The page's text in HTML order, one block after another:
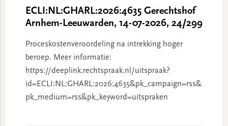
ECLI:NL:GHARL:2026:4635 Gerechtshof
Arnhem-Leeuwarden, 14-07-2026, 24/299
Proceskostenveroordeling na intrekking hoger
beroep. Meer informatie:
https://deeplink.rechtspraak.nl/uitspraak?
id=ECLI:NL:GHARL:2026:4635&pk_campaign=rss&
pk_medium=rss&pk_keyword=uitspraken